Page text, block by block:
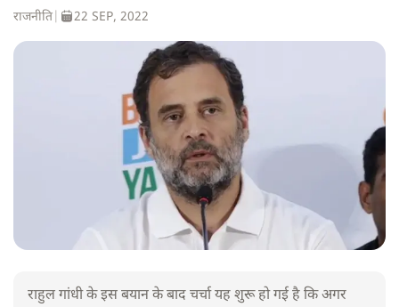
राजनीति 22 SEP, 2022
राहुल गांधी के इस बयान के बाद चर्चा यह शुरू हो गई है कि अगर